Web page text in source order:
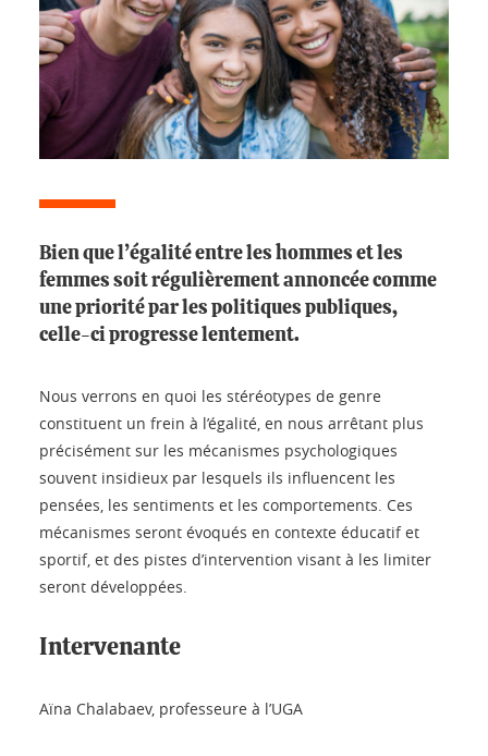
Bien que l’égalité entre les hommes et les
femmes soit régulièrement annoncée comme
une priorité par les politiques publiques,
celle-ci progresse lentement.
Nous verrons en quoi les stéréotypes de genre
constituent un frein à l’égalité, en nous arrêtant plus
précisément sur les mécanismes psychologiques
souvent insidieux par lesquels ils influencent les
pensées, les sentiments et les comportements. Ces
mécanismes seront évoqués en contexte éducatif et
sportif, et des pistes d’intervention visant à les limiter
seront développées.
Intervenante
Aïna Chalabaev, professeure à l’UGA